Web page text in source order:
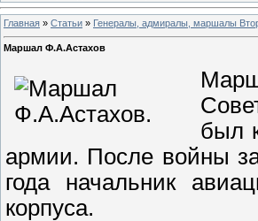
Главная » Статьи » Генералы, адмиралы, маршалы
Маршал Ф.А.Астахов
был
армии. После войны
года начальник
корпуса.